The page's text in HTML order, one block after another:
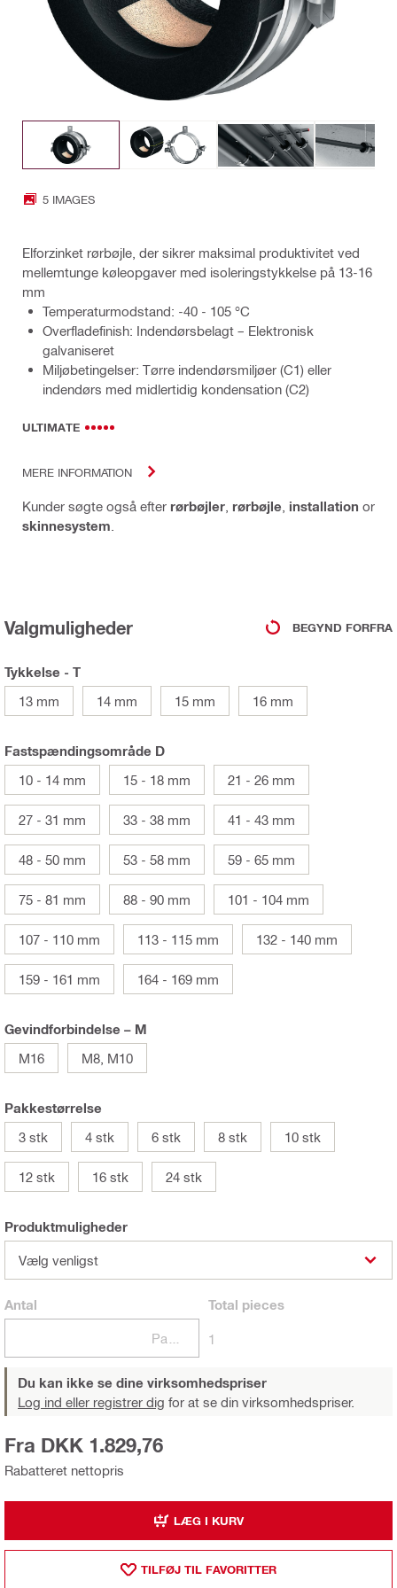
5 IMAGES
Elforzinket rørbøjle, der sikrer maksimal produktivitet ved
mellemtunge køleopgaver med isoleringstykkelse på 13-16
mm
Temperaturmodstand: -40 - 105 °C
Overfladefinish: Indendørsbelagt – Elektronisk
galvaniseret
Miljøbetingelser: Tørre indendørsmiljøer (C1) eller
indendørs med midlertidig kondensation (C2)
ULTIMATE
MERE INFORMATION
Kunder søgte også efter rørbøjler rørbøjle installation or
skinnesystem
Valgmuligheder BEGYND FORFRA
Tykkelse - T
13 mm
14 mm 15 mm 16 mm
Fastspændingsområde D
10 - 14 mm
15 - 18 mm 21 - 26 mm
27 - 31 mm 33 - 38 mm 41 - 43 mm
48 - 50 mm 53 - 58 mm 59 - 65 mm
75 - 81 mm 88 - 90 mm 101 - 104 mm
107 - 110 mm 113 - 115 mm 132 - 140 mm
159 - 161 mm 164 - 169 mm
Gevindforbindelse – M
M16
M8, M10
Pakkestørrelse
3 stk
4 stk 6 stk 8 stk 10 stk
12 stk 16 stk 24 stk
Produktmuligheder
Vælg venligst
Antal Total pieces
1
Du kan ikke se dine virksomhedspriser
Log ind eller registrer dig for at se din virksomhedspriser.
Rabatteret nettopris
Fra DKK 1.829,76
LÆG I KURV
TILFØJ TIL FAVORITTER